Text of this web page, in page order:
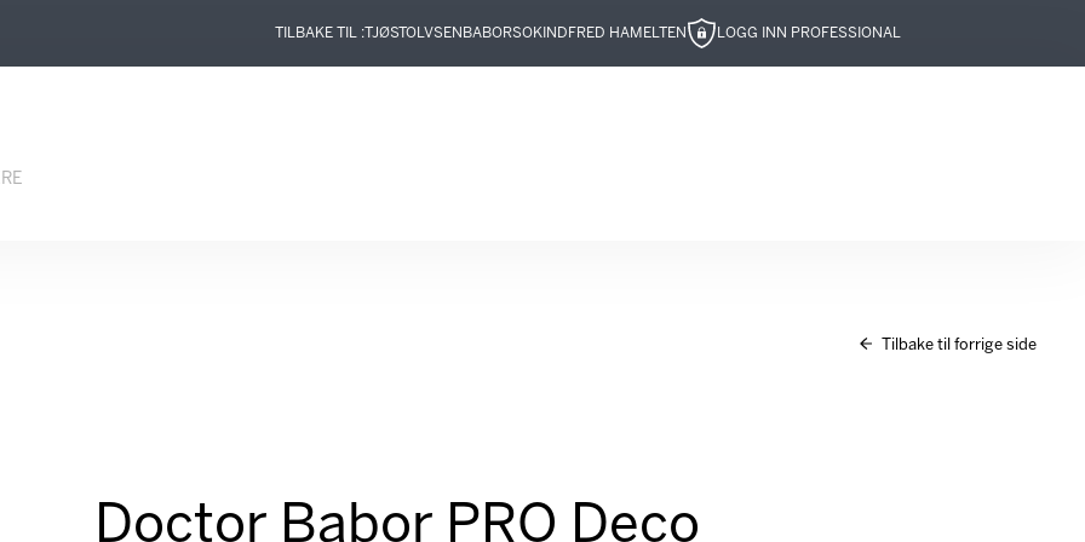
TILBAKE TIL : TJØSTOLVSEN BABORSOKIND FRED HAMELTEN LOGG INN PROFESSIONAL
Tilbake til forrige side
Doctor Babor PRO Deco